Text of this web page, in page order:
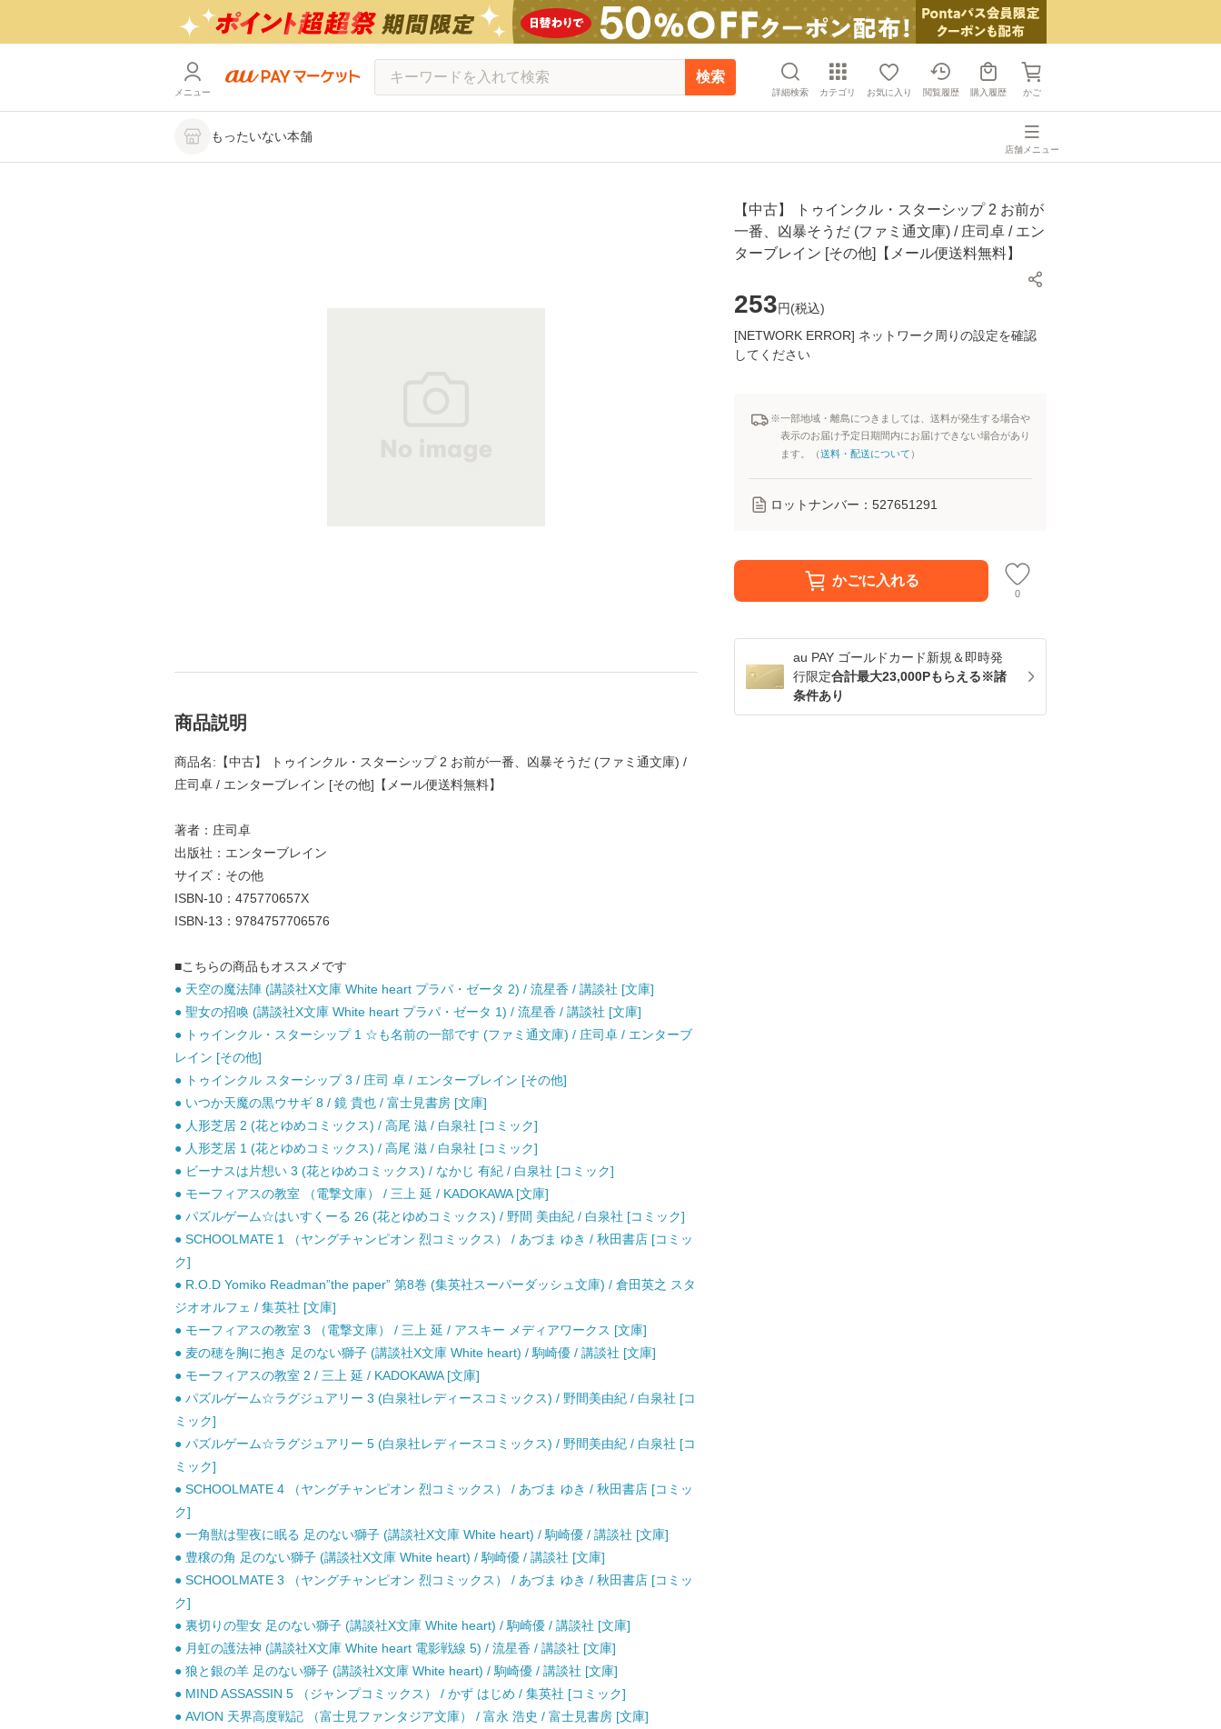
メニュー
検索
詳細検索 カテゴリ お気に入り 閲覧履歴 購入履歴 かご
もったいない本舗
店舗メニュー
【中古】 トゥインクル・スターシップ 2 お前が
一番、凶暴そうだ (ファミ通文庫) / 庄司卓 / エン
ターブレイン [その他]【メール便送料無料】
253円(税込)
[NETWORK ERROR] ネットワーク周りの設定を確認
してください
※一部地域・離島につきましては、送料が発生する場合や
表示のお届け予定日期間内にお届けできない場合があり
ます。（送料・配送について ）
ロットナンバー： 527651291
かごに入れる
0
au PAY ゴールドカード新規＆即時発
行限定合計最大23,000Pもらえる※諸
条件あり
商品説明
商品名:【中古】 トゥインクル・スターシップ 2 お前が一番、凶暴そうだ (ファミ通文庫) /
庄司卓 / エンターブレイン [その他]【メール便送料無料】
著者：庄司卓
出版社：エンターブレイン
サイズ：その他
ISBN-10：475770657X
ISBN-13：9784757706576
■こちらの商品もオススメです
● 天空の魔法陣 (講談社X文庫 White heart プラパ・ゼータ 2) / 流星香 / 講談社 [文庫]
● 聖女の招喚 (講談社X文庫 White heart プラパ・ゼータ 1) / 流星香 / 講談社 [文庫]
● トゥインクル・スターシップ 1 ☆も名前の一部です (ファミ通文庫) / 庄司卓 / エンターブ
レイン [その他]
● トゥインクル スターシップ 3 / 庄司 卓 / エンターブレイン [その他]
● いつか天魔の黒ウサギ 8 / 鏡 貴也 / 富士見書房 [文庫]
● 人形芝居 2 (花とゆめコミックス) / 高尾 滋 / 白泉社 [コミック]
● 人形芝居 1 (花とゆめコミックス) / 高尾 滋 / 白泉社 [コミック]
● ビーナスは片想い 3 (花とゆめコミックス) / なかじ 有紀 / 白泉社 [コミック]
● モーフィアスの教室 （電撃文庫） / 三上 延 / KADOKAWA [文庫]
● パズルゲーム☆はいすくーる 26 (花とゆめコミックス) / 野間 美由紀 / 白泉社 [コミック]
● SCHOOLMATE 1 （ヤングチャンピオン 烈コミックス） / あづま ゆき / 秋田書店 [コミッ
ク]
● R.O.D Yomiko Readman”the paper” 第8巻 (集英社スーパーダッシュ文庫) / 倉田英之 スタ
ジオオルフェ / 集英社 [文庫]
● モーフィアスの教室 3 （電撃文庫） / 三上 延 / アスキー メディアワークス [文庫]
● 麦の穂を胸に抱き 足のない獅子 (講談社X文庫 White heart) / 駒崎優 / 講談社 [文庫]
● モーフィアスの教室 2 / 三上 延 / KADOKAWA [文庫]
● パズルゲーム☆ラグジュアリー 3 (白泉社レディースコミックス) / 野間美由紀 / 白泉社 [コ
ミック]
● パズルゲーム☆ラグジュアリー 5 (白泉社レディースコミックス) / 野間美由紀 / 白泉社 [コ
ミック]
● SCHOOLMATE 4 （ヤングチャンピオン 烈コミックス） / あづま ゆき / 秋田書店 [コミッ
ク]
● 一角獣は聖夜に眠る 足のない獅子 (講談社X文庫 White heart) / 駒崎優 / 講談社 [文庫]
● 豊穣の角 足のない獅子 (講談社X文庫 White heart) / 駒崎優 / 講談社 [文庫]
● SCHOOLMATE 3 （ヤングチャンピオン 烈コミックス） / あづま ゆき / 秋田書店 [コミッ
ク]
● 裏切りの聖女 足のない獅子 (講談社X文庫 White heart) / 駒崎優 / 講談社 [文庫]
● 月虹の護法神 (講談社X文庫 White heart 電影戦線 5) / 流星香 / 講談社 [文庫]
● 狼と銀の羊 足のない獅子 (講談社X文庫 White heart) / 駒崎優 / 講談社 [文庫]
● MIND ASSASSIN 5 （ジャンプコミックス） / かず はじめ / 集英社 [コミック]
● AVION 天界高度戦記 （富士見ファンタジア文庫） / 富永 浩史 / 富士見書房 [文庫]